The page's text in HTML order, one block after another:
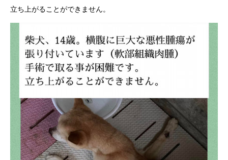
立ち上がることができません。